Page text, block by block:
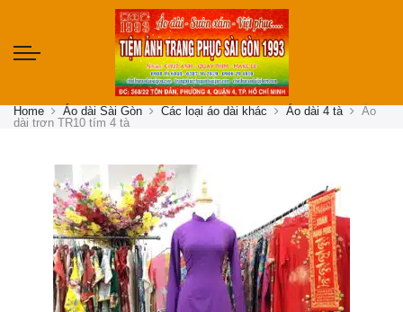
Home Áo dài Sài Gòn Các loại áo dài khác Áo dài 4 tà
Áo
dài trơn TR10 tím 4 tà